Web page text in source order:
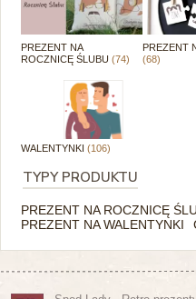
PREZENT NA
ROCZNICĘ ŚLUBU (74)
PREZENT
(68)
WALENTYNKI (106)
TYPY PRODUKTU
PREZENT NA ROCZNICĘ
PREZENT NA WALENTYNKI